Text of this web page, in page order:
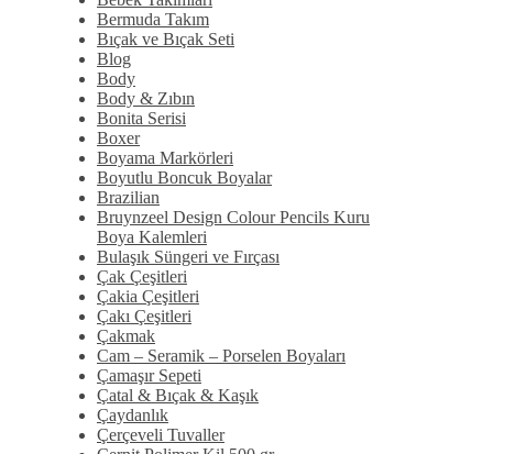
Bermuda Takım
Bıçak ve Bıçak Seti
Blog
Body
Body & Zıbın
Bonita Serisi
Boxer
Boyama Markörleri
Boyutlu Boncuk Boyalar
Brazilian
Bruynzeel Design Colour Pencils Kuru
Boya Kalemleri
Bulaşık Süngeri ve Fırçası
Çak Çeşitleri
Çakia Çeşitleri
Çakı Çeşitleri
Çakmak
Cam – Seramik – Porselen Boyaları
Çamaşır Sepeti
Çatal & Bıçak & Kaşık
Çaydanlık
Çerçeveli Tuvaller